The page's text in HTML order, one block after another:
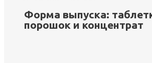
Форма выпуска:
порошок и концентрат